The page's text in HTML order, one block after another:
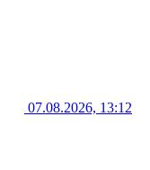
07.08.2026, 13:12